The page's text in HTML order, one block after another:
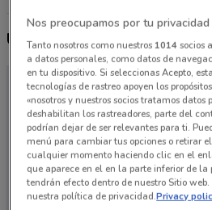
Últimas ofertas El gran
Nos preocupamos por tu privacidad
Tanto nosotros como nuestros 1014socios
a datos personales, como datos de
en tu dispositivo. Si seleccionas Acepto,
tecnologías de rastreo apoyen los
«nosotros y nuestros socios tratamos datos
deshabilitan los rastreadores, parte del
podrían dejar de ser relevantes para ti.
menú para cambiar tus opciones o retirar
cualquier momento haciendo clic en el
que aparece en el en la parte inferior de la
tendrán efecto dentro de nuestro Sitio
nuestra política de privacidad.Privacy